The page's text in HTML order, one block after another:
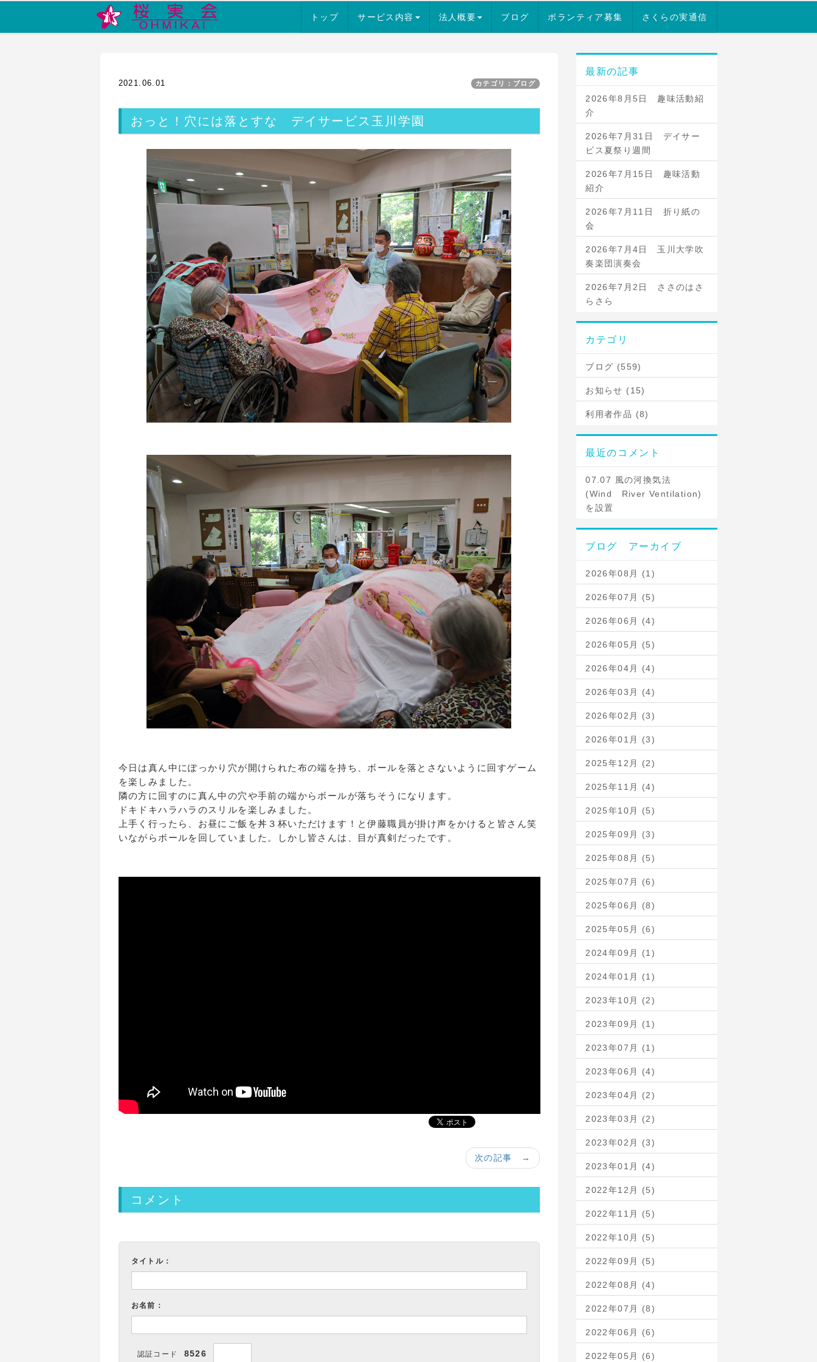
トップ サービス内容 法人概要 ブログ ボランティア募集 さくらの実通信
2021.06.01 カテゴリ：ブログ
おっと！穴には落とすな デイサービス玉川学園
今日は真ん中にぽっかり穴が開けられた布の端を持ち、ボールを落とさないように回すゲーム
を楽しみました。
隣の方に回すのに真ん中の穴や手前の端からボールが落ちそうになります。
ドキドキハラハラのスリルを楽しみました。
上手く行ったら、お昼にご飯を丼３杯いただけます！と伊藤職員が掛け声をかけると皆さん笑
いながらボールを回していました。しかし皆さんは、目が真剣だったです。
次の記事 →
コメント
タイトル：
お名前：
認証コード 8526
最新の記事
2026年8月5日 趣味活動紹
介
2026年7月31日 デイサー
ビス夏祭り週間
2026年7月15日 趣味活動
紹介
2026年7月11日 折り紙の
会
2026年7月4日 玉川大学吹
奏楽団演奏会
2026年7月2日 ささのはさ
らさら
カテゴリ
ブログ (559)
お知らせ (15)
利用者作品 (8)
最近のコメント
07.07 風の河換気法
(Wind River Ventilation)
を設置
ブログ アーカイブ
2026年08月 (1)
2026年07月 (5)
2026年06月 (4)
2026年05月 (5)
2026年04月 (4)
2026年03月 (4)
2026年02月 (3)
2026年01月 (3)
2025年12月 (2)
2025年11月 (4)
2025年10月 (5)
2025年09月 (3)
2025年08月 (5)
2025年07月 (6)
2025年06月 (8)
2025年05月 (6)
2024年09月 (1)
2024年01月 (1)
2023年10月 (2)
2023年09月 (1)
2023年07月 (1)
2023年06月 (4)
2023年04月 (2)
2023年03月 (2)
2023年02月 (3)
2023年01月 (4)
2022年12月 (5)
2022年11月 (5)
2022年10月 (5)
2022年09月 (5)
2022年08月 (4)
2022年07月 (8)
2022年06月 (6)
2022年05月 (6)